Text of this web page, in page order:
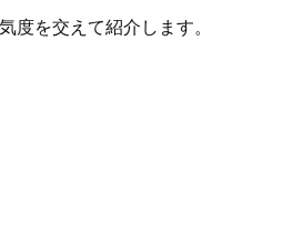
度を交えて紹介します。